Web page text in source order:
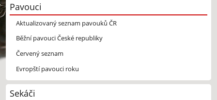
Pavouci
Aktualizovaný seznam pavouků ČR
Běžní pavouci České republiky
Červený seznam
Evropští pavouci roku
Sekáči